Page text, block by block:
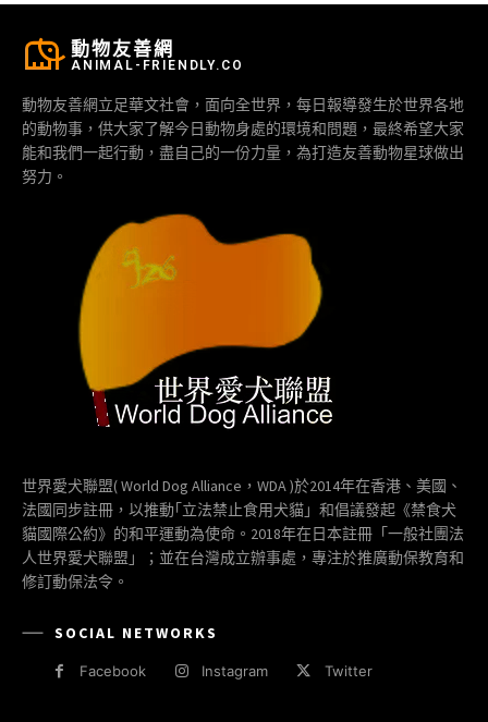
動物友善網
ANIMAL-FRIENDLY.CO
動物友善網立足華文社會，面向全世界，每日報導發生於世界各地
的動物事，供大家了解今日動物身處的環境和問題，最終希望大家
能和我們一起行動，盡自己的一份力量，為打造友善動物星球做出
努力。
世界愛犬聯盟( World Dog Alliance，WDA )於2014年在香港、美國、
法國同步註冊，以推動｢立法禁止食用犬貓」和倡議發起《禁食犬
貓國際公約》的和平運動為使命。2018年在日本註冊「一般社團法
人世界愛犬聯盟」；並在台灣成立辦事處，專注於推廣動保教育和
修訂動保法令。
SOCIAL NETWORKS
Facebook Instagram Twitter